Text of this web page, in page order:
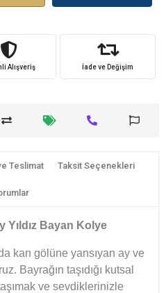
Alışveriş İade ve Değişim
Teslimat Taksit Seçenekleri
Yıldız Bayan Kolye
kan gölüne yansıyan ay ve
Bayrağın taşıdığı kutsal
ve sevdiklerinizle